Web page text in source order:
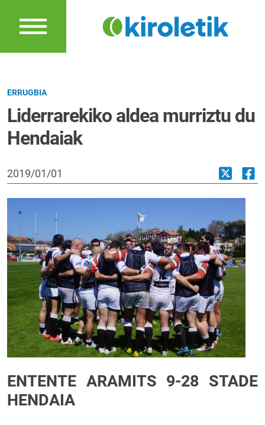
ERRUGBIA
Liderrarekiko aldea murriztu du
Hendaiak
2019/01/01
ENTENTE ARAMITS 9-28 STADE
HENDAIA